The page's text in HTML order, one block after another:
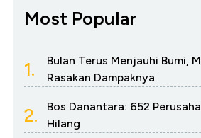
Most Popular
1.
Bulan Terus Menjauhi Bumi,
Rasakan Dampaknya
2.
Bos Danantara: 652
Hilang